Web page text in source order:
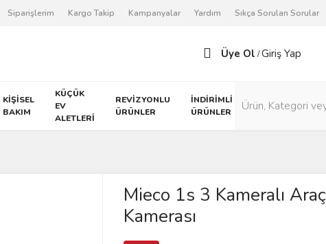
Siparişlerim Kargo Takip Kampanyalar Yardım Sıkça Sorulan Sorular
Üye Ol /Giriş Yap
KİŞİSEL
BAKIM
KÜÇÜK
EV
ALETLERİ
REVİZYONLU
ÜRÜNLER
İNDİRİMLİ
ÜRÜNLER
Mieco 1s 3 Kameralı Araç
Kamerası